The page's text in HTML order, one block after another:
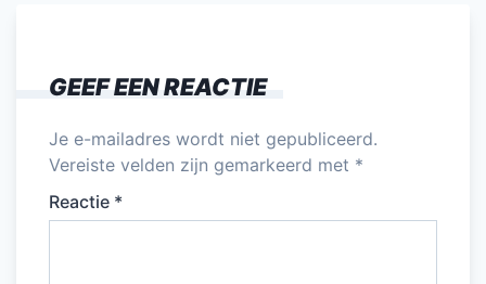
GEEF EEN REACTIE
Je e-mailadres wordt niet gepubliceerd.
Vereiste velden zijn gemarkeerd met *
Reactie *